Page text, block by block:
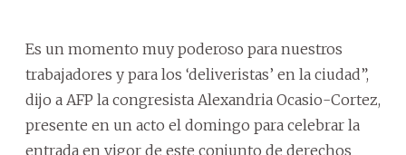
Es un momento muy poderoso para nuestros
trabajadores y para los ‘deliveristas’ en la ciudad”,
dijo a AFP la congresista Alexandria Ocasio-Cortez,
presente en un acto el domingo para celebrar la
entrada en vigor de este conjunto de derechos